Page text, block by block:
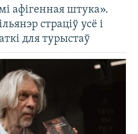
афігенная штука».
страціў усё і
для турыстаў